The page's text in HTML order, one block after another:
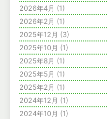
2026年4月 (1)
2026年2月 (1)
2025年12月 (3)
2025年10月 (1)
2025年8月 (1)
2025年5月 (1)
2025年2月 (1)
2024年12月 (1)
2024年10月 (1)